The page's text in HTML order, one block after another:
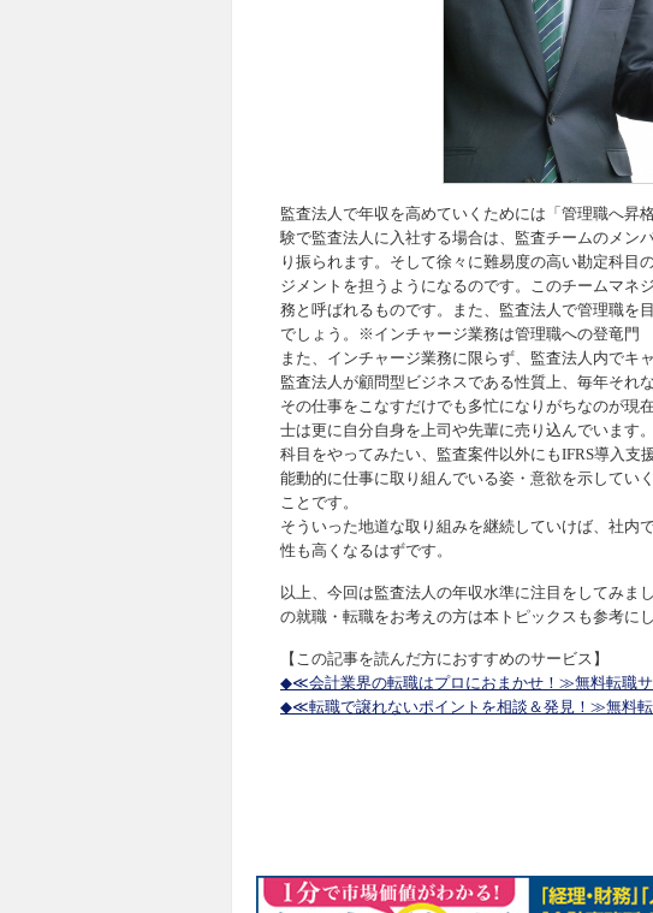
監査法人で年収を高めていくためには「管理職へ昇
験で監査法人に入社する場合は、監査チームのメン
り振られます。そして徐々に難易度の高い勘定科目
ジメントを担うようになるのです。このチームマネ
務と呼ばれるものです。また、監査法人で管理職を
でしょう。※インチャージ業務は管理職への登竜門
また、インチャージ業務に限らず、監査法人内でキ
監査法人が顧問型ビジネスである性質上、毎年それ
その仕事をこなすだけでも多忙になりがちなのが現
士は更に自分自身を上司や先輩に売り込んでいます
科目をやってみたい、監査案件以外にもIFRS導入
能動的に仕事に取り組んでいる姿・意欲を示してい
ことです。
そういった地道な取り組みを継続していけば、社内
性も高くなるはずです。
以上、今回は監査法人の年収水準に注目をしてみま
の就職・転職をお考えの方は本トピックスも参考に
【この記事を読んだ方におすすめのサービス】
◆≪会計業界の転職はプロにおまかせ！≫無料転職サ
◆≪転職で譲れないポイントを相談＆発見！≫無料転